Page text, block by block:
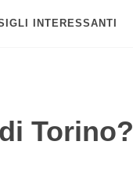
INTERESSANTI
Torino?